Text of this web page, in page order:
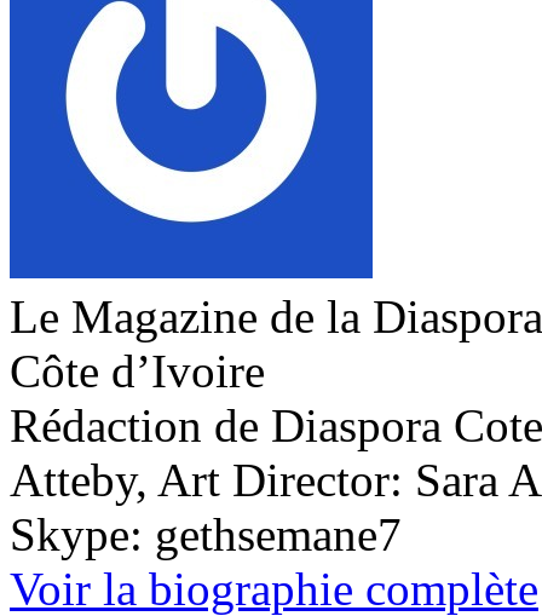
Le Magazine de la
Côte d’Ivoire
Rédaction de Diaspora
Atteby, Art Director: Sara
Skype: gethsemane7
Voir la biographie complète